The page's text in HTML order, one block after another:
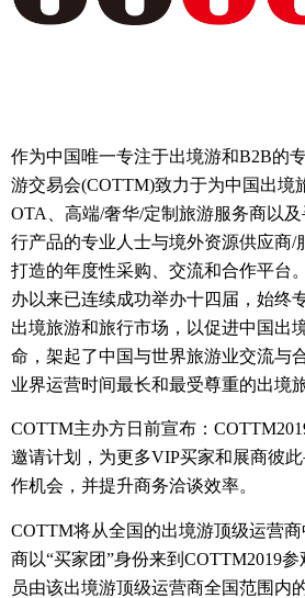
作为中国唯一专注于出境游和B2B的
游交易会(COTTM)致力于为中国出境
OTA
、高端/奢华/定制旅游服务商以
行产品的专业人士与境外资源供应商/
打造的年度性采购、交流和合作平台。
办以来已连续成功举办十四届，始终
出境旅游和旅行市场，以促进中国出
命，架起了中国与世界旅游业交流与
业界运营时间最长和最受尊重的出境
COTTM主办方日前宣布：
邀请计划，为更多VIP买家和展商彼
作机会，并提升商务洽谈效率。
COTTM将从全国的出境游顶级运营
商以“买家团”身份来到 COTTM2019参
员由该出境游顶级运营商全国范围内